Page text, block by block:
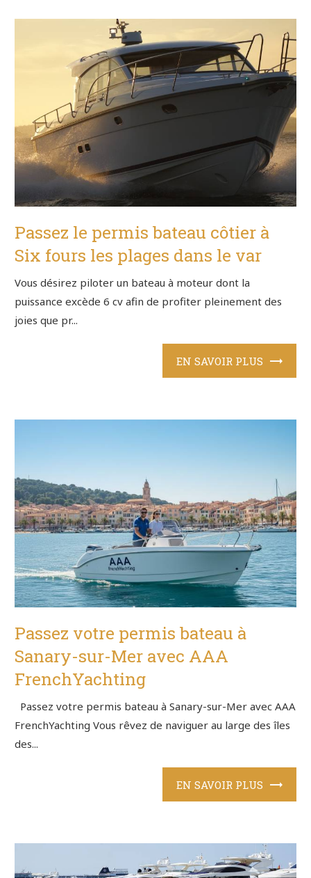
Passez le permis bateau côtier à
Six fours les plages dans le var
Vous désirez piloter un bateau à moteur dont la
puissance excède 6 cv afin de profiter pleinement des
joies que pr...
EN SAVOIR PLUS
Passez votre permis bateau à
Sanary-sur-Mer avec AAA
FrenchYachting
Passez votre permis bateau à Sanary-sur-Mer avec AAA
FrenchYachting Vous rêvez de naviguer au large des îles
des...
EN SAVOIR PLUS